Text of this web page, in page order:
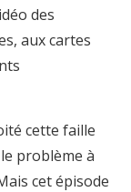
des
aux cartes
cette faille
problème à
cet épisode